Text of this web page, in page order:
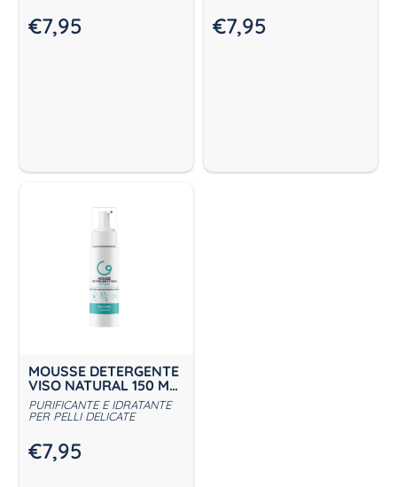
€7,95 €7,95
MOUSSE DETERGENTE
VISO NATURAL 150 ML
MIACARE
PURIFICANTE E IDRATANTE
PER PELLI DELICATE
€7,95